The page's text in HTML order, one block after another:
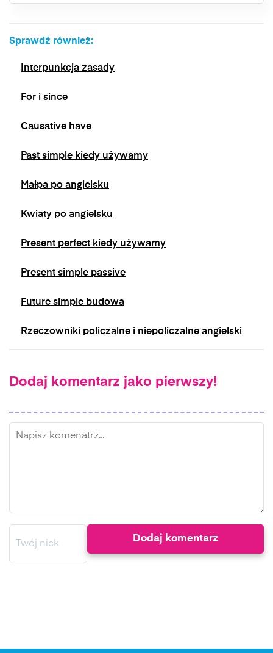
bez wpływu na zgodność z prawem
jest możliwe poprzez kontakt z Administratorem
naciśniecie przycisku "wypisz się" znajdującego
Sprawdź również:
Interpunkcja zasady
For i since
Causative have
Past simple kiedy używamy
Małpa po angielsku
Kwiaty po angielsku
Present perfect kiedy używamy
Present simple passive
Future simple budowa
Rzeczowniki policzalne i niepoliczalne angielski
Dodaj komentarz jako pierwszy!